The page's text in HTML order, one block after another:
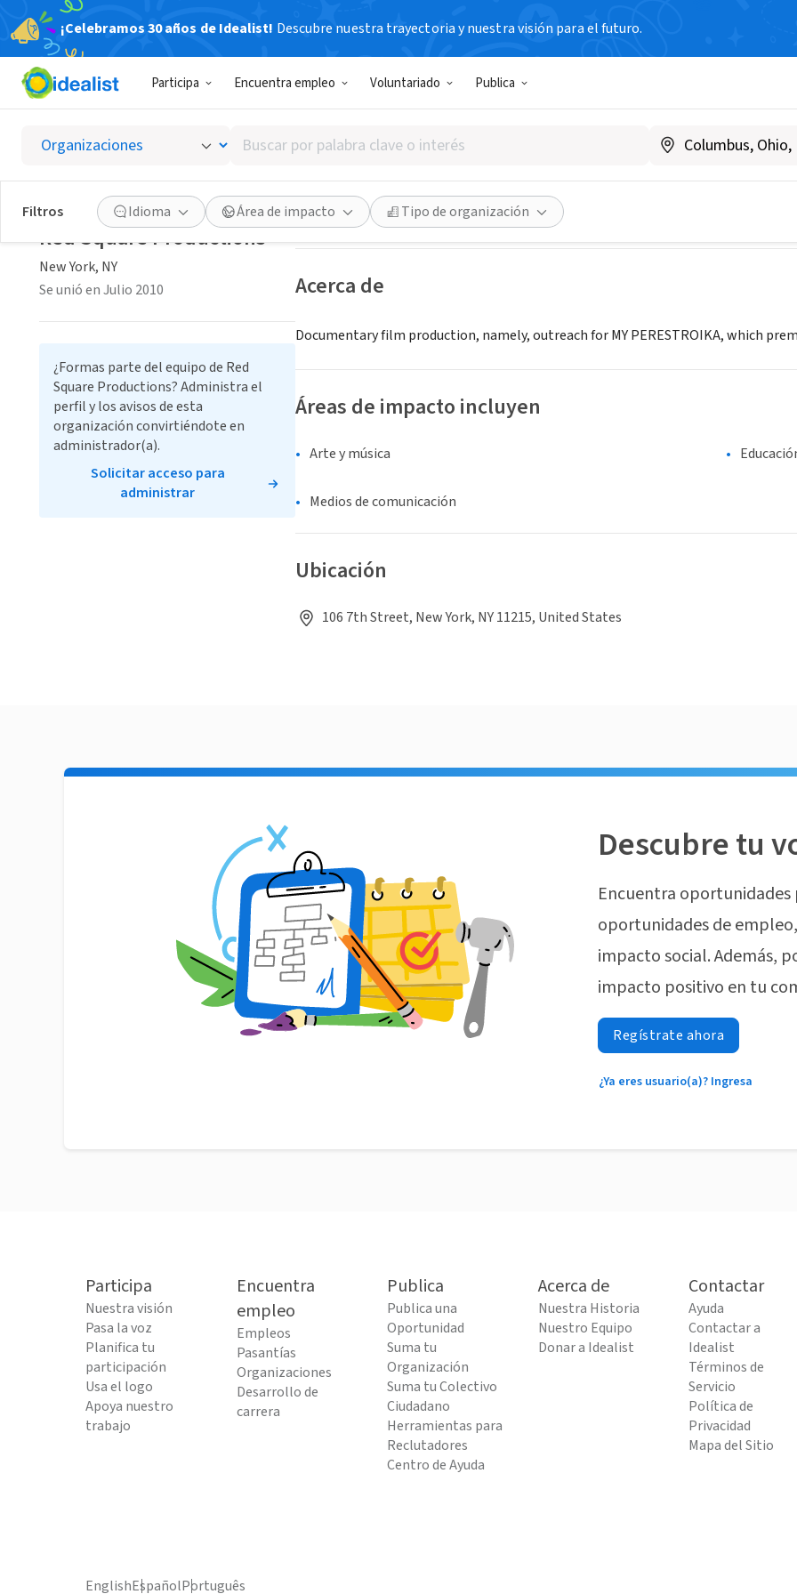
¡Celebramos 30 años de Idealist! Descubre nuestra trayectoria y nuestra visión para el futuro.
Participa Encuentra empleo Voluntariado Publica
Buscar
por
palabra
clave
o
interés
Filtros Idioma Área de impacto Tipo de organización
Red Square Productions
New York, NY|www.myperestroika.com
Guardar Compartir
Acerca de
Documentary film production, namely, outreach for MY PERESTROIKA, which
Áreas de impacto incluyen
Arte y música
Medios de comunicación
Ubicación
106 7th Street, New York, NY 11215, United States
Red Square Productions
New York, NY
Se unió en Julio 2010
¿Formas parte del equipo de Red
Square Productions? Administra el
perfil y los avisos de esta
organización convirtiéndote en
administrador(a).
Solicitar acceso para
administrar
Descubre tu
Encuentra
oportunidades de
impacto social. Además,
impacto positivo en tu
Regístrate ahora
¿Ya eres usuario(a)? Ingresa
Participa
Nuestra visión
Pasa la voz
Planifica tu
participación
Usa el logo
Apoya nuestro
trabajo
Encuentra
empleo
Empleos
Pasantías
Organizaciones
Desarrollo de
carrera
Publica
Publica una
Oportunidad
Suma tu
Organización
Suma tu Colectivo
Ciudadano
Herramientas para
Reclutadores
Centro de Ayuda
Acerca de
Nuestra Historia
Nuestro Equipo
Donar a Idealist
Contactar
Ayuda
Contactar a
Idealist
Términos de
Servicio
Política de
Privacidad
Mapa del Sitio
EnglishEspañolPortuguês